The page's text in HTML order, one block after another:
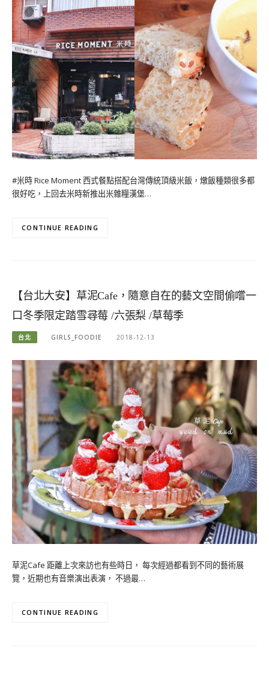
#米時 Rice Moment 西式餐點搭配台灣傳統頂級米飯，燉飯種類很多都
很好吃，上回去米時新推出米雜糧漢堡…
CONTINUE READING
【台北大安】草泥Cafe，隨意自在的藝文空間偷嚐一
口冬季限定踏雪尋莓 /六張梨 /草莓季
台北 GIRLS_FOODIE 2018-12-13
草泥Cafe 距離上次來訪也有些時日， 每次經過都看到不同的藝術展
覽，近期也有音樂演出表演， 不過最…
CONTINUE READING